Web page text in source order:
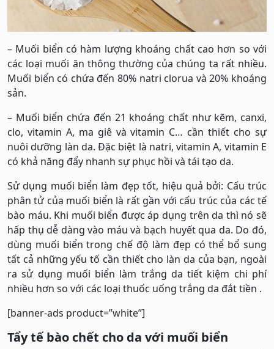
– Muối biển có hàm lượng khoáng chất cao hơn so với
các loại muối ăn thông thường của chúng ta rất nhiều.
Muối biển có chứa đến 80% natri clorua và 20% khoáng
sản.
– Muối biển chứa đến 21 khoáng chất như kẽm, canxi,
clo, vitamin A, ma giê và vitamin C… cần thiết cho sự
nuôi dưỡng làn da. Đặc biệt là natri, vitamin A, vitamin E
có khả năng đẩy nhanh sự phục hồi và tái tạo da.
Sử dụng muối biển làm đẹp tốt, hiệu quả bởi: Cấu trúc
phân tử của muối biển là rất gần với cấu trúc của các tế
bào máu. Khi muối biển được áp dụng trên da thì nó sẽ
hấp thụ dễ dàng vào máu và bạch huyết qua da. Do đó,
dùng muối biển trong chế độ làm đẹp có thể bổ sung
tất cả những yếu tố cần thiết cho làn da của bạn, ngoài
ra sử dụng muối biển làm trắng da tiết kiệm chi phí
nhiều hơn so với các loại thuốc uống trắng da đắt tiền .
[banner-ads product=”white”]
Tẩy tế bào chết cho da với muối biển